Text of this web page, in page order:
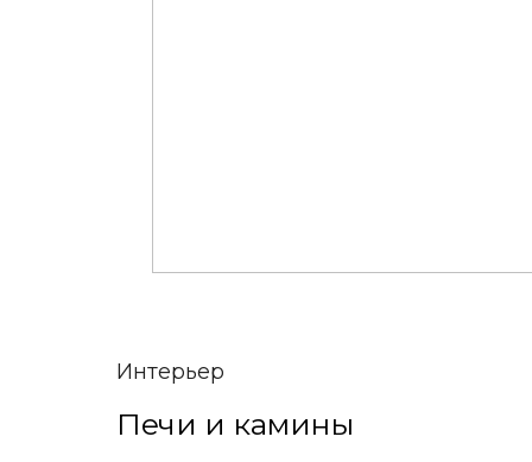
Интерьер
Печи и камины